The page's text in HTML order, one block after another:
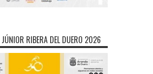
JÚNIOR RIBERA DEL DUERO 2026